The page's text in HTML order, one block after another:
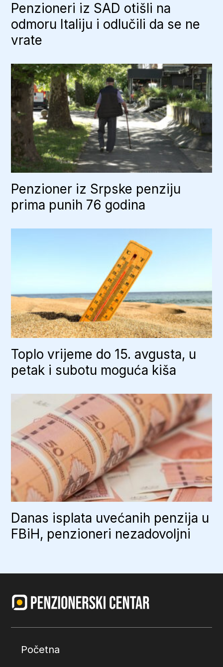
Penzioneri iz SAD otišli na
odmoru Italiju i odlučili da se ne
vrate
Penzioner iz Srpske penziju
prima punih 76 godina
Toplo vrijeme do 15. avgusta, u
petak i subotu moguća kiša
Danas isplata uvećanih penzija u
FBiH, penzioneri nezadovoljni
Početna